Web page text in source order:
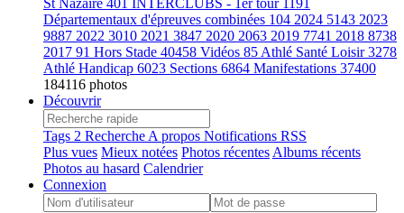
St Nazaire 401 INTERCLUBS - 1er tour 1191
Départementaux d'épreuves combinées 104 2024 5143 2023
9887 2022 3010 2021 3847 2020 2063 2019 7741 2018 8738
2017 91 Hors Stade 40458 Vidéos 85 Athlé Santé Loisir3278
Athlé Handicap 6023 Sections 6864 Manifestations 37400
184116 photos
Découvrir
Tags 2 Recherche A propos Notifications RSS
Plus vues Mieux notées Photos récentes Albums récents
Photos au hasard Calendrier
Connexion